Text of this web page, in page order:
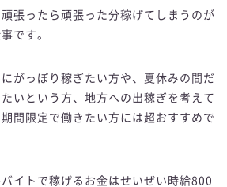
張ったら頑張った分稼げてしまうのが
です。
がっぽり稼ぎたい方や、夏休みの間だ
いという方、地方への出稼ぎを考えて
間限定で働きたい方には超おすすめで
イトで稼げるお金はせいぜい時給800